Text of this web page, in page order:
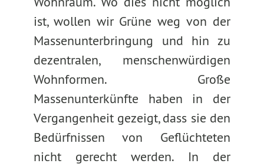
ist, wollen wir Grüne weg von der
Massenunterbringung und hin zu
dezentralen, menschenwürdigen
Wohnformen. Große
Massenunterkünfte haben in der
Vergangenheit gezeigt, dass sie den
Bedürfnissen von Geflüchteten
nicht gerecht werden. In der